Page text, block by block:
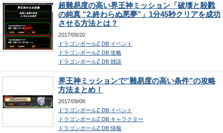
超難易度の高い界王神ミッション「破壊と殺戮
の純真 ”2.終わらぬ悪夢”」1分45秒クリアを成功
させる方法とは？
2017/09/20
ドラゴンボールZ DB イベント
ドラゴンボールZ DB 攻略
ドラゴンボールZ DB 雑談
界王神ミッションで”難易度の高い条件”の攻略
方法まとめ！
2017/09/08
ドラゴンボールZ DB イベント
ドラゴンボールZ DB キャラクター
ドラゴンボールZ DB 情報